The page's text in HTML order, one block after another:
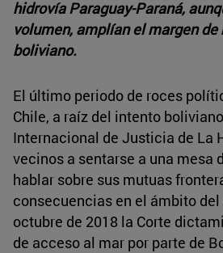
hidrovía Paraguay-Paraná,
volumen, amplían el margen de
boliviano.
El último periodo de roces
Chile, a raíz del intento
Internacional de Justicia de La
vecinos a sentarse a una mesa
hablar sobre sus mutuas
consecuencias en el ámbito
octubre de 2018 la Corte
de acceso al mar por parte de